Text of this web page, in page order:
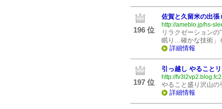
196 位
佐賀と久留米の出
http://ameblo.jp/hs-
リラクゼーション
眠り…確かな技術」
詳細情報
197 位
引っ越し やること
http://
やること盛り沢山の
詳細情報